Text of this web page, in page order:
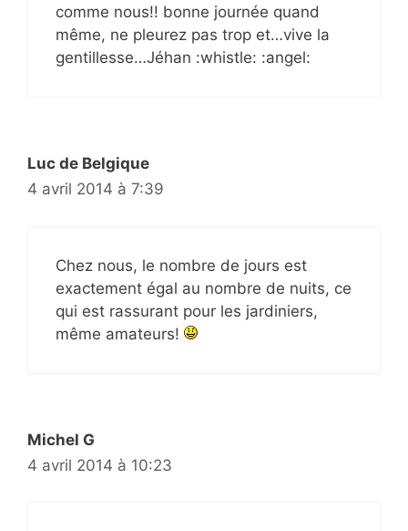
comme nous!! bonne journée quand
même, ne pleurez pas trop et…vive la
gentillesse…Jéhan :whistle: :angel:
Luc de Belgique
4 avril 2014 à 7:39
Chez nous, le nombre de jours est
exactement égal au nombre de nuits, ce
qui est rassurant pour les jardiniers,
même amateurs!
Michel G
4 avril 2014 à 10:23